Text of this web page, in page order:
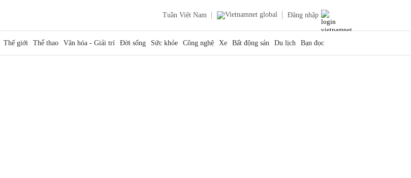
Tuần Việt Nam Đăng nhập
Thế giới Thể thao Văn hóa - Giải trí Đời sống Sức khỏe Công nghệ Xe Bất động sản Du lịch Bạn đọc